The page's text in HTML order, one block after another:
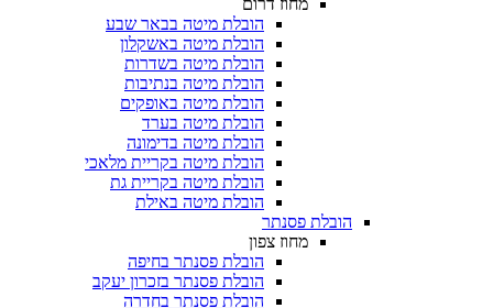
מחוז דרום
הובלת מיטה בבאר שבע
הובלת מיטה באשקלון
הובלת מיטה בשדרות
הובלת מיטה בנתיבות
הובלת מיטה באופקים
הובלת מיטה בערד
הובלת מיטה בדימונה
הובלת מיטה בקריית מלאכי
הובלת מיטה בקריית גת
הובלת מיטה באילת
הובלת פסנתר
מחוז צפון
הובלת פסנתר בחיפה
הובלת פסנתר בזכרון יעקב
הובלת פסנתר בחדרה